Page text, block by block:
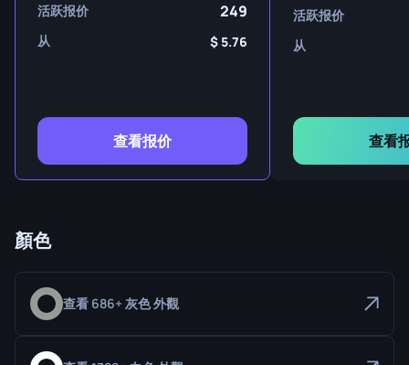
活跃报价 249
从 5.76
查看报价
活跃报价
从
查看
顏色
查看 686+ 灰色 外觀